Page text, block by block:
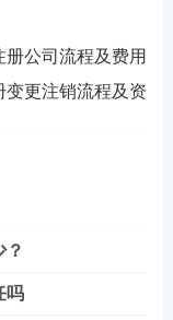
册公司流程及费用
更注销流程及资
？
吗